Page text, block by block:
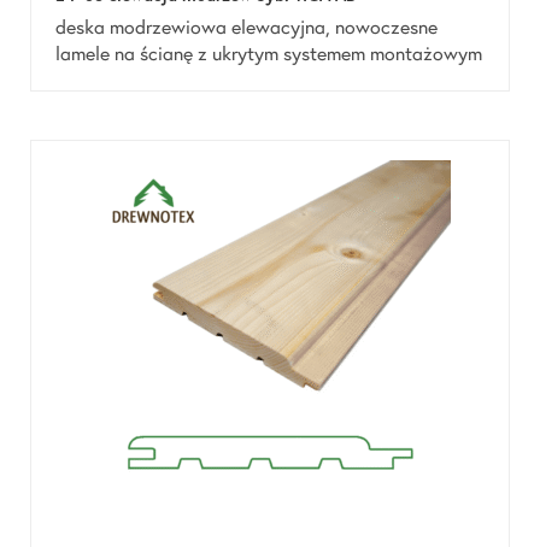
deska modrzewiowa elewacyjna, nowoczesne
lamele na ścianę z ukrytym systemem montażowym